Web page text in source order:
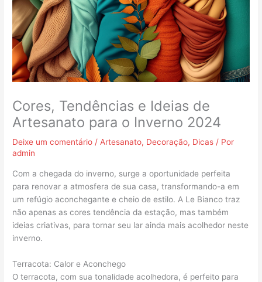
Cores, Tendências e Ideias de
Artesanato para o Inverno 2024
Deixe um comentário /Artesanato, Decoração, Dicas / Por
admin
Com a chegada do inverno, surge a oportunidade perfeita
para renovar a atmosfera de sua casa, transformando-a em
um refúgio aconchegante e cheio de estilo. A Le Bianco traz
não apenas as cores tendência da estação, mas também
ideias criativas, para tornar seu lar ainda mais acolhedor neste
inverno.
Terracota: Calor e Aconchego
O terracota, com sua tonalidade acolhedora, é perfeito para